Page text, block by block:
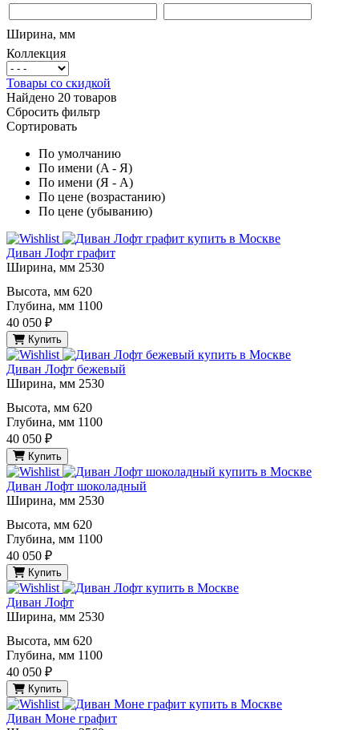
Ширина, мм
Коллекция
Товары со скидкой
Найдено 20 товаров
Сбросить фильтр
Сортировать
По умолчанию
По имени (A - Я)
По имени (Я - A)
По цене (возрастанию)
По цене (убыванию)
Диван Лофт графит
Ширина, мм 2530
Высота, мм 620
Глубина, мм 1100
40 050 ₽
Купить
Диван Лофт бежевый
Ширина, мм 2530
Высота, мм 620
Глубина, мм 1100
40 050 ₽
Купить
Диван Лофт шоколадный
Ширина, мм 2530
Высота, мм 620
Глубина, мм 1100
40 050 ₽
Купить
Диван Лофт
Ширина, мм 2530
Высота, мм 620
Глубина, мм 1100
40 050 ₽
Купить
Диван Моне графит